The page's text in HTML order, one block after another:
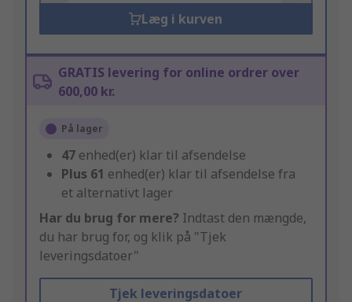
Læg i kurven
GRATIS levering for online ordrer over
600,00 kr.
På lager
47 enhed(er) klar til afsendelse
Plus 61 enhed(er) klar til afsendelse fra
et alternativt lager
Har du brug for mere? Indtast den mængde,
du har brug for, og klik på "Tjek
leveringsdatoer"
Tjek leveringsdatoer